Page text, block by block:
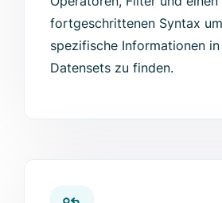
fortgeschrittenen Syntax
spezifische Informationen
Datensets zu finden.